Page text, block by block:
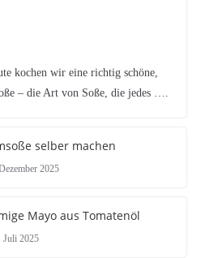
kochen wir eine richtig schöne,
– die Art von Soße, die jedes ….
selber machen
2025
Mayo aus Tomatenöl
Juli 2025